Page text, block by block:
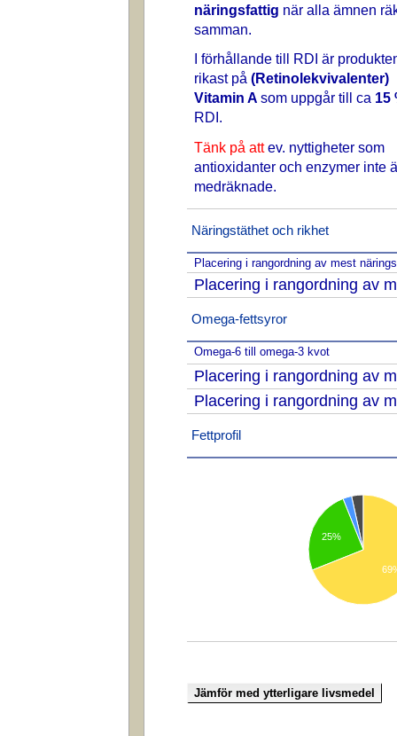
näringsfattig när alla ämnen
samman.
I förhållande till RDI är
rikast på (Retinolekvivalenter)
Vitamin A som uppgår till ca 15
RDI.
Tänk på attev. nyttigheter som
antioxidanter och enzymer inte
medräknade.
Näringstäthet och rikhet
Placering i rangordning av mest
Placering i rangordning av
Omega-fettsyror
Omega-6 till omega-3 kvot
Placering i rangordning av
Placering i rangordning av
Fettprofil
25%